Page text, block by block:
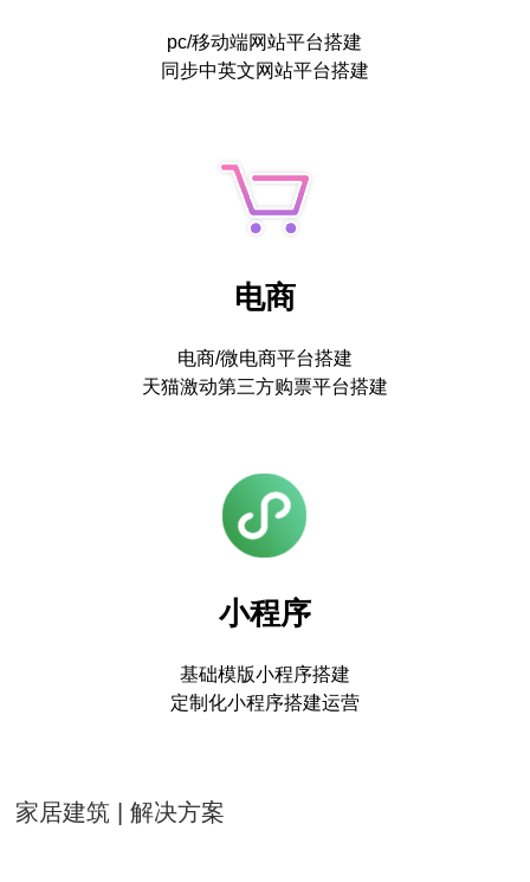
pc/移动端网站平台搭建
同步中英文网站平台搭建
电商
电商/微电商平台搭建
天猫激动第三方购票平台搭建
小程序
基础模版小程序搭建
定制化小程序搭建运营
家居建筑 | 解决方案